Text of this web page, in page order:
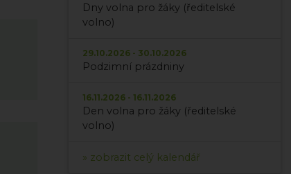
Dny volna pro žáky (ředitelské
volno)
29.10.2026 - 30.10.2026
Podzimní prázdniny
16.11.2026 - 16.11.2026
Den volna pro žáky (ředitelské
volno)
» zobrazit celý kalendář